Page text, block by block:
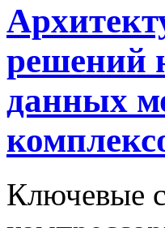
решений
данных
Ключевые